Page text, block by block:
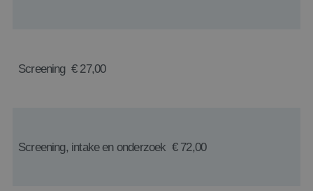
Screening € 27,00
Screening, intake en onderzoek € 72,00